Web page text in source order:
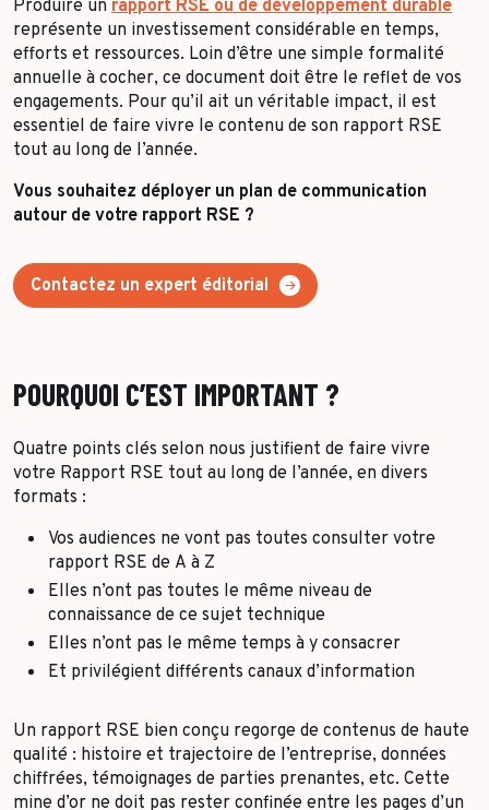
Toutes les success stories
Produire un rapport RSE ou de développement durable
représente un investissement considérable en temps,
efforts et ressources. Loin d’être une simple formalité
annuelle à cocher, ce document doit être le reflet de vos
engagements. Pour qu’il ait un véritable impact, il est
essentiel de faire vivre le contenu de son rapport RSE
tout au long de l’année.
Vous souhaitez déployer un plan de communication
autour de votre rapport RSE ?
Contactez un expert éditorial
POURQUOI C’EST IMPORTANT ?
Quatre points clés selon nous justifient de faire vivre
votre Rapport RSE tout au long de l’année, en divers
formats :
Vos audiences ne vont pas toutes consulter votre
rapport RSE de A à Z
Elles n’ont pas toutes le même niveau de
connaissance de ce sujet technique
Elles n’ont pas le même temps à y consacrer
Et privilégient différents canaux d’information
Un rapport RSE bien conçu regorge de contenus de haute
qualité : histoire et trajectoire de l’entreprise, données
chiffrées, témoignages de parties prenantes, etc. Cette
mine d’or ne doit pas rester confinée entre les pages d’un